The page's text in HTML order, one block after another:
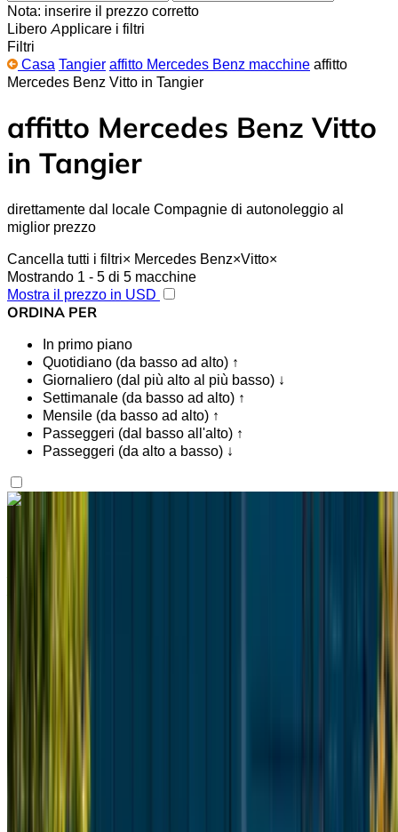
Nota: inserire il prezzo corretto
Libero Applicare i filtri
Filtri
Casa Tangier affitto Mercedes Benz macchine affitto
Mercedes Benz Vitto in Tangier
affitto Mercedes Benz Vitto
in Tangier
direttamente dal locale Compagnie di autonoleggio al
miglior prezzo
Cancella tutti i filtri× Mercedes Benz×Vitto×
Mostrando 1 - 5 di 5 macchine
Mostra il prezzo in USD
ORDINA PER
In primo piano
Quotidiano (da basso ad alto) ↑
Giornaliero (dal più alto al più basso) ↓
Settimanale (da basso ad alto) ↑
Mensile (da basso ad alto) ↑
Passeggeri (dal basso all'alto) ↑
Passeggeri (da alto a basso) ↓
Ti piace quello che vedi?
Furgone